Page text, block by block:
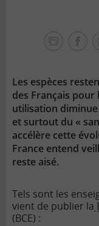
Les espèces
des Français
utilisation
et surtout du «
accélère cette
France entend
reste aisé.
Tels sont les
vient de publier la
(BCE) :